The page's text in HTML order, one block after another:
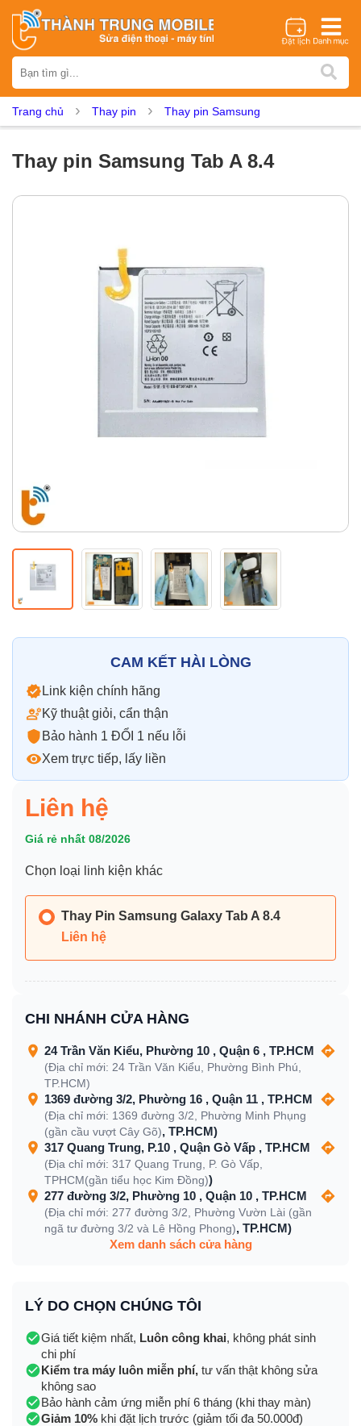
iPhone Samsung Oppo Xiaomi Realme Vivo
Vsmart Nokia Google Pixel
Dịch vụ sửa chữa
Thay mic
Thay màn hình
Màn hình iPhone Màn hình Samsung
Màn hình Xiaomi Màn hình Realme
Màn hình Vsmart
Trang chủ Thay pin Thay pin Samsung
Thay pin Samsung Tab A 8.4
CAM KẾT HÀI LÒNG
Link kiện chính hãng
Kỹ thuật giỏi, cẩn thận
Bảo hành 1 ĐỔI 1 nếu lỗi
Xem trực tiếp, lấy liền
Liên hệ
Giá rẻ nhất 08/2026
Chọn loại linh kiện khác
Thay Pin Samsung Galaxy Tab A 8.4
Liên hệ
CHI NHÁNH CỬA HÀNG
24 Trần Văn Kiểu, Phường 10 , Quận 6 , TP.HCM
(Địa chỉ mới: 24 Trần Văn Kiểu, Phường Bình Phú,
TP.HCM)
1369 đường 3/2, Phường 16 , Quận 11 , TP.HCM
(Địa chỉ mới: 1369 đường 3/2, Phường Minh Phụng
(gần cầu vượt Cây Gõ), TP.HCM)
317 Quang Trung, P.10 , Quận Gò Vấp , TP.HCM
(Địa chỉ mới: 317 Quang Trung, P. Gò Vấp,
TPHCM(gần tiểu học Kim Đồng))
277 đường 3/2, Phường 10 , Quận 10 , TP.HCM
(Địa chỉ mới: 277 đường 3/2, Phường Vườn Lài (gần
ngã tư đường 3/2 và Lê Hồng Phong), TP.HCM)
Xem danh sách cửa hàng
LÝ DO CHỌN CHÚNG TÔI
Giá tiết kiệm nhất, Luôn công khai, không phát sinh
chi phí
Kiểm tra máy luôn miễn phí, tư vấn thật không sửa
không sao
Bảo hành cảm ứng miễn phí 6 tháng (khi thay màn)
Giảm 10% khi đặt lịch trước (giảm tối đa 50.000đ)